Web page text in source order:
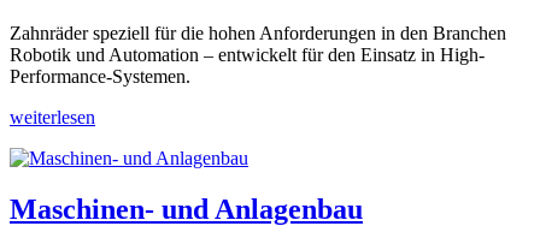
Zahnräder speziell für die hohen Anforderungen in den Branchen
Robotik und Automation – entwickelt für den Einsatz in High-
Performance-Systemen.
weiterlesen
Maschinen- und Anlagenbau